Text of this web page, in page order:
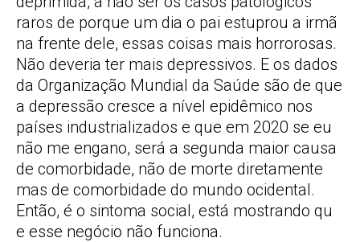
raros de porque um dia o pai estuprou a irmã
na frente dele, essas coisas mais horrorosas.
Não deveria ter mais depressivos. E os dados
da Organização Mundial da Saúde são de que
a depressão cresce a nível epidêmico nos
países industrializados e que em 2020 se eu
não me engano, será a segunda maior causa
de comorbidade, não de morte diretamente
mas de comorbidade do mundo ocidental.
Então, é o sintoma social, está mostrando qu
e esse negócio não funciona.